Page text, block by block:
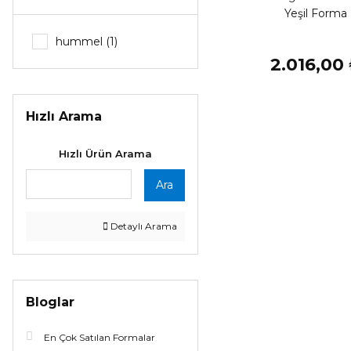
hummel (1)
Hızlı Arama
Hızlı Ürün Arama
Ara
Detaylı Arama
Bloglar
En Çok Satılan Formalar
Yeşil Forma
2.016,00